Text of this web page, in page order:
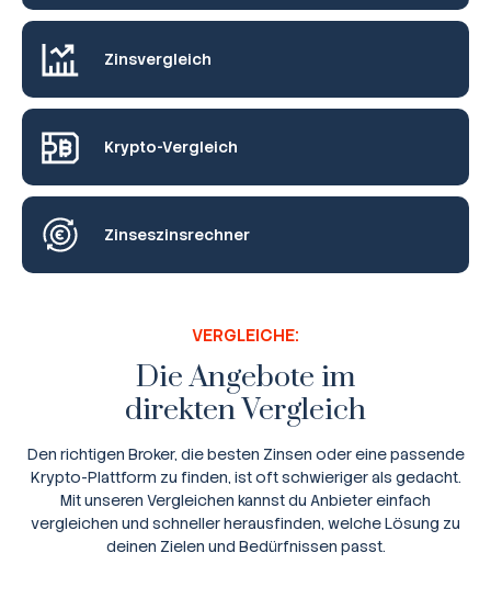
Zinsvergleich
Krypto-Vergleich
Zinseszinsrechner
VERGLEICHE:
Die Angebote im
direkten Vergleich
Den richtigen Broker, die besten Zinsen oder eine passende
Krypto-Plattform zu finden, ist oft schwieriger als gedacht.
Mit unseren Vergleichen kannst du Anbieter einfach
vergleichen und schneller herausfinden, welche Lösung zu
deinen Zielen und Bedürfnissen passt.